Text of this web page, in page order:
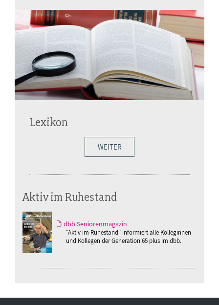
Lexikon
WEITER
Aktiv im Ruhestand
dbb Seniorenmagazin
"Aktiv im Ruhestand" informiert alle Kolleginnen
und Kollegen der Generation 65 plus im dbb.